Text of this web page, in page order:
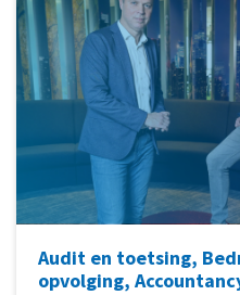
Audit en toetsing,
opvolging,